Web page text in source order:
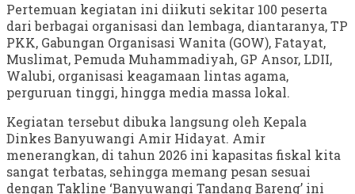
Pertemuan kegiatan ini diikuti sekitar 100 peserta
dari berbagai organisasi dan lembaga, diantaranya, TP
PKK, Gabungan Organisasi Wanita (GOW), Fatayat,
Muslimat, Pemuda Muhammadiyah, GP Ansor, LDII,
Walubi, organisasi keagamaan lintas agama,
perguruan tinggi, hingga media massa lokal.
Kegiatan tersebut dibuka langsung oleh Kepala
Dinkes Banyuwangi Amir Hidayat. Amir
menerangkan, di tahun 2026 ini kapasitas fiskal kita
sangat terbatas, sehingga memang pesan sesuai
dengan Takline ‘Banyuwangi Tandang Bareng’ ini